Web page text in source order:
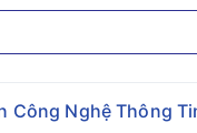
Công Nghệ Thông